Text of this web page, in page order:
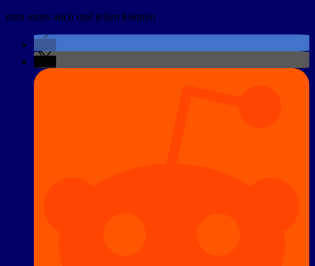
man muss auch mal teilen können